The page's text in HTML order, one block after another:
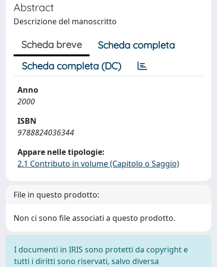
Abstract
Descrizione del manoscritto
Scheda breve
Scheda completa
Scheda completa (DC)
Anno
2000
ISBN
9788824036344
Appare nelle tipologie:
2.1 Contributo in volume (Capitolo o Saggio)
File in questo prodotto:
Non ci sono file associati a questo prodotto.
I documenti in IRIS sono protetti da copyright e
tutti i diritti sono riservati, salvo diversa